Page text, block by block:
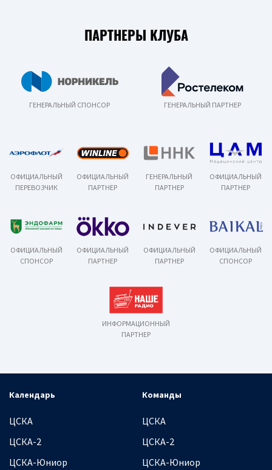
ПАРТНЕРЫ КЛУБА
ГЕНЕРАЛЬНЫЙ СПОНСОР ГЕНЕРАЛЬНЫЙ ПАРТНЕР
ОФИЦИАЛЬНЫЙ
ПЕРЕВОЗЧИК
ОФИЦИАЛЬНЫЙ
ПАРТНЕР
ГЕНЕРАЛЬНЫЙ
ПАРТНЕР
ОФИЦИАЛЬНЫЙ
ПАРТНЕР
ОФИЦИАЛЬНЫЙ
СПОНСОР
ОФИЦИАЛЬНЫЙ
ПАРТНЕР
ОФИЦИАЛЬНЫЙ
ПАРТНЕР
ОФИЦИАЛЬНЫЙ
СПОНСОР
ИНФОРМАЦИОННЫЙ
ПАРТНЕР
Календарь
ЦСКА
ЦСКА-2
ЦСКА-Юниор
Команды
ЦСКА
ЦСКА-2
ЦСКА-Юниор